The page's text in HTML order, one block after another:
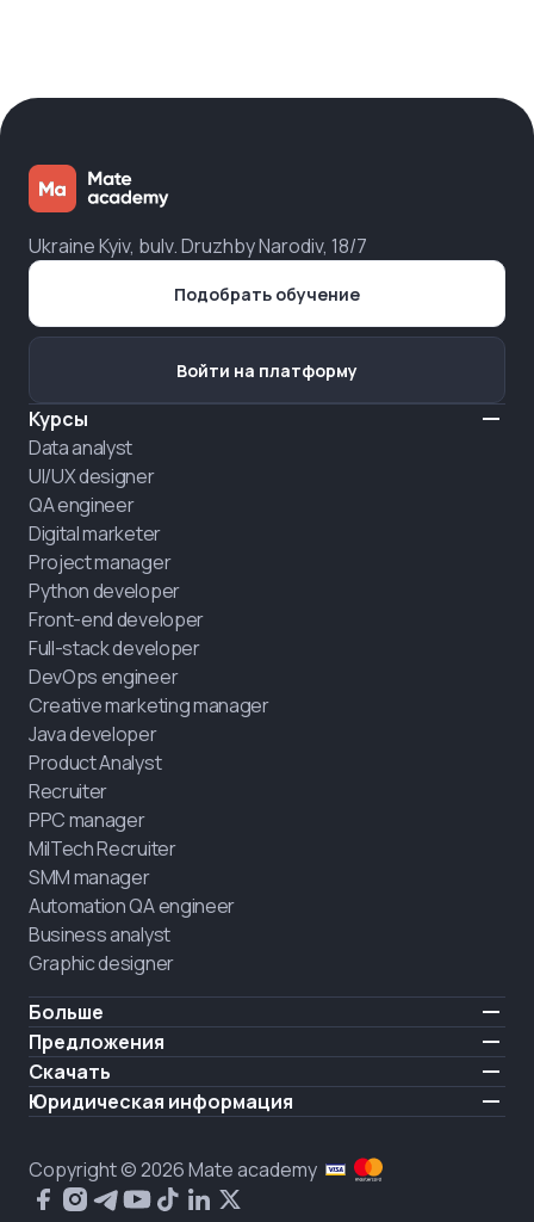
Ukraine Kyiv, bulv. Druzhby Narodiv, 18/7
Курсы
Data analyst
UI/UX designer
QA engineer
Digital marketer
Project manager
Python developer
Front-end developer
Full-stack developer
DevOps engineer
Creative marketing manager
Java developer
Product Analyst
Recruiter
PPC manager
MilTech Recruiter
SMM manager
Automation QA engineer
Business analyst
Graphic designer
Больше
Цены
Отзывы
О нас
Состояние рынка IT
Вопросы и ответы про IT
Предложения
IT для ветеранов
Нанять выпускника
Обучение полного дня
Скачать
iOS
Юридическая информация
Политика конфиденциальности
Политика cookies
Публичное договор
Подобрать обучение
Войти на платформу
Copyright © 2026 Mate academy